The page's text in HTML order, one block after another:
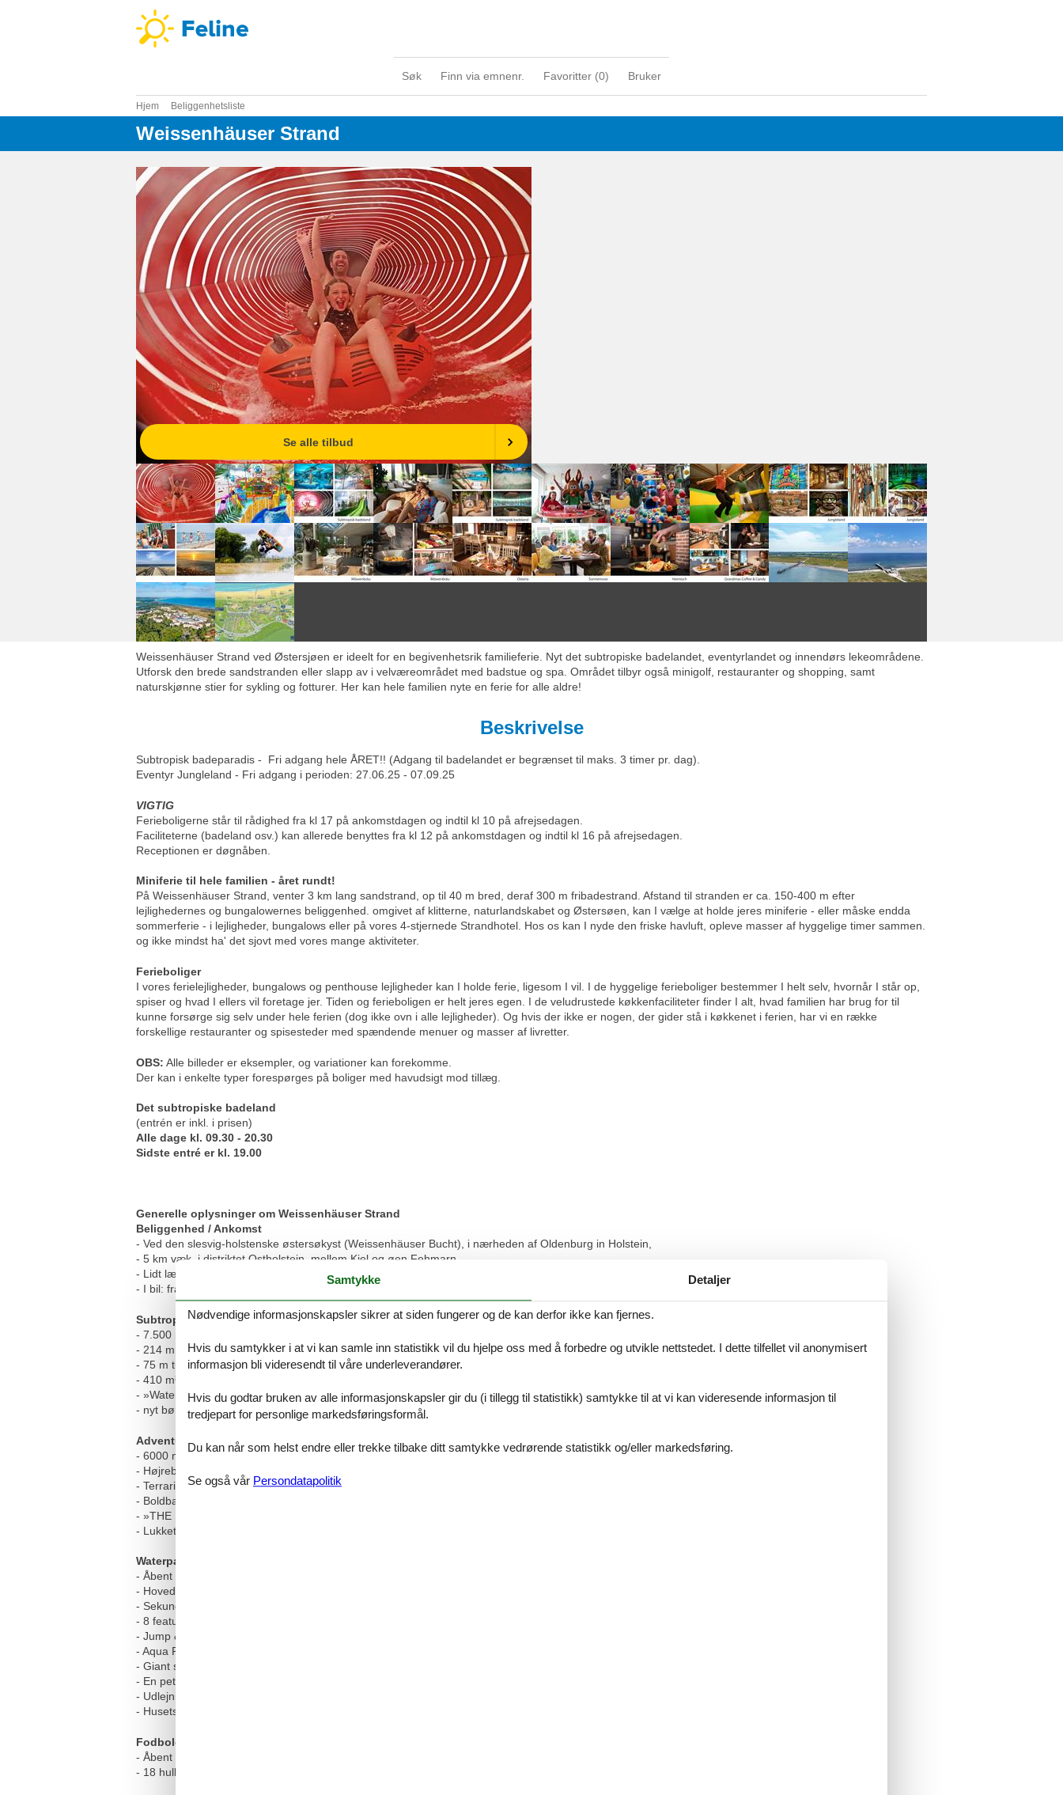
Søk Finn via emnenr. Favoritter (0) Bruker
Hjem Beliggenhetsliste
Weissenhäuser Strand
Se alle tilbud
Weissenhäuser Strand ved Østersjøen er ideelt for en begivenhetsrik familieferie. Nyt det subtropiske badelandet, eventyrlandet og innendørs lekeområdene.
Utforsk den brede sandstranden eller slapp av i velværeområdet med badstue og spa. Området tilbyr også minigolf, restauranter og shopping, samt
naturskjønne stier for sykling og fotturer. Her kan hele familien nyte en ferie for alle aldre!
Beskrivelse
Subtropisk badeparadis - Fri adgang hele ÅRET!! (Adgang til badelandet er begrænset til maks. 3 timer pr. dag).
Eventyr Jungleland - Fri adgang i perioden: 27.06.25 - 07.09.25
VIGTIG
Ferieboligerne står til rådighed fra kl 17 på ankomstdagen og indtil kl 10 på afrejsedagen.
Faciliteterne (badeland osv.) kan allerede benyttes fra kl 12 på ankomstdagen og indtil kl 16 på afrejsedagen.
Receptionen er døgnåben.
Miniferie til hele familien - året rundt!
På Weissenhäuser Strand, venter 3 km lang sandstrand, op til 40 m bred, deraf 300 m fribadestrand. Afstand til stranden er ca. 150-400 m efter
lejlighedernes og bungalowernes beliggenhed. omgivet af klitterne, naturlandskabet og Østersøen, kan I vælge at holde jeres miniferie - eller måske endda
sommerferie - i lejligheder, bungalows eller på vores 4-stjernede Strandhotel. Hos os kan I nyde den friske havluft, opleve masser af hyggelige timer sammen.
og ikke mindst ha' det sjovt med vores mange aktiviteter.
Ferieboliger
I vores ferielejligheder, bungalows og penthouse lejligheder kan I holde ferie, ligesom I vil. I de hyggelige ferieboliger bestemmer I helt selv, hvornår I står op,
spiser og hvad I ellers vil foretage jer. Tiden og ferieboligen er helt jeres egen. I de veludrustede køkkenfaciliteter finder I alt, hvad familien har brug for til
kunne forsørge sig selv under hele ferien (dog ikke ovn i alle lejligheder). Og hvis der ikke er nogen, der gider stå i køkkenet i ferien, har vi en række
forskellige restauranter og spisesteder med spændende menuer og masser af livretter.
OBS: Alle billeder er eksempler, og variationer kan forekomme.
Der kan i enkelte typer forespørges på boliger med havudsigt mod tillæg.
Det subtropiske badeland
(entrén er inkl. i prisen)
Alle dage kl. 09.30 - 20.30
Sidste entré er kl. 19.00
Generelle oplysninger om Weissenhäuser Strand
Beliggenhed / Ankomst
- Ved den slesvig-holstenske østersøkyst (Weissenhäuser Bucht), i nærheden af Oldenburg in Holstein,
- 5 km væk, i distriktet Ostholstein, mellem Kiel og øen Fehmarn
- Lidt længere fremme ligger et øvelsesområde for Bundeswehr, så lejlighedsvise forstyrrelser af freden er mulige.
- I bil: fra Kiel B202, fra Puttgarden B207, derefter A1 afkørsel Mitte, nr. 10 fra Hamborg/Lübeck A1, til Oldenburg in Holstein, afkørsel Mitte nr. 10
Subtropisk badeparadis
- 7.500 m² overdækket
- 214 m dækrutsjebane (2. længste i verden)
- 75 m turborutsjebane, 3-personers bølgerutsjebane, 156 m effektrutsjebane, stejl rutsjebane
- 410 m³ bølgebassin med forskellige typer af bølger og permanent bølge eller lang bølge
- »Water World« vandlegeområde
- nyt børnebassin, småbørnsområde, vildvandskanal, boblebade, tekstilsauna og dampbad
Adventure Jungle Land
- 6000 m² overdækket
- Højrebsbane, klatrevæg, »Balu City« legeområde i 3 etager
- Terrarielandskab
- Boldbassin, guldvaskning, laserbane, rutsjebaner, trampoliner, 5-D biograf - junglerestaurant
- »THE UNFORGOTTEN GATE« original fra Maracanã stadion fra VM-kampen i 2014 mellem Tyskland og Argentina
- Lukket for vedligeholdelses- og rengøringsarbejde 13. 01-22 januar 2025 (udsættelse mulig)
Waterpark -WaWaCo
- Åbent fra maj til oktober
- Hovedlift: 600 m lang lift, 5-mastet system med 7 carriers
- Sekundær lift: »Little Bro« (til begyndere og til at øve inverts)
- 8 features: Pro Rail, Table, left kicker, right kicker, Funbox, DK Up Tube, A-Frame Funbox with Wall, Ollie Barrier
- Jump & Fun, bungee fun
- Aqua Park, forhindringsbane på vandet - Slide & Fly
- Giant slide - Solterrasse & bistro
- En petting zoo med geder og får til vores yngste gæster
- Udlejning (våddragter, beskyttelsesudstyr og vandski & wakeboards)
- Husets gæster får rabat på billetpriserne til vandskiliften ved fremvisning af deres værelsesnøgle (gyldig i 1 time). , 2 timer og dagsbillet)
Fodboldgolf
- Åbent fra påske til oktober mod betaling
- 18 huller med forskellige forhindringer
Samtykke Detaljer
Nødvendige informasjonskapsler sikrer at siden fungerer og de kan derfor ikke kan fjernes.
Hvis du samtykker i at vi kan samle inn statistikk vil du hjelpe oss med å forbedre og utvikle nettstedet. I dette tilfellet vil anonymisert
informasjon bli videresendt til våre underleverandører.
Hvis du godtar bruken av alle informasjonskapsler gir du (i tillegg til statistikk) samtykke til at vi kan videresende informasjon til
tredjepart for personlige markedsføringsformål.
Du kan når som helst endre eller trekke tilbake ditt samtykke vedrørende statistikk og/eller markedsføring.
Se også vår Persondatapolitik